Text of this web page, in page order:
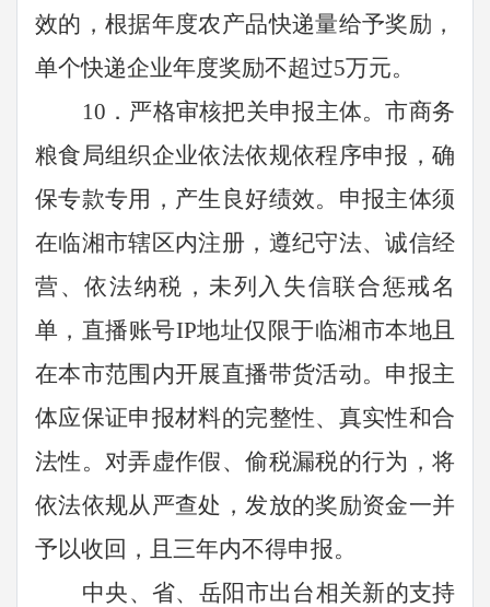
效的，根据年度农产品快递量给予奖励，
单个快递企业年度奖励不超过5万元。
10 ．严格审核把关申报主体。市商务
粮食局组织企业依法依规依程序申报，确
保专款专用，产生良好绩效。申报主体须
在临湘市辖区内注册，遵纪守法、诚信经
营、依法纳税，未列入失信联合惩戒名
单，直播账号IP地址仅限于临湘市本地且
在本市范围内开展直播带货活动。 申报主
体应保证申报材料的完整性、真实性和合
法性。对弄虚作假、偷税漏税的行为，将
依法依规从严查处，发放的奖励资金一并
予以收回，且三年内不得申报。
中央、省、岳阳市出台相关新的支持